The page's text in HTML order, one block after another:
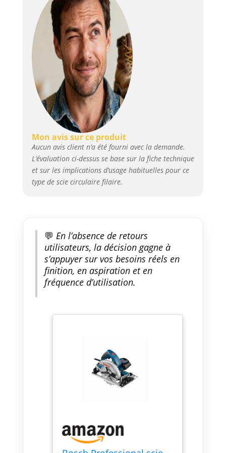
d’aspiration, 1 lame de scie
circulaire pour bois
Mon avis sur ce produit
Aucun avis client n’a été fourni avec la demande.
L’évaluation ci-dessus se base sur la fiche technique
et sur les implications d’usage habituelles pour ce
type de scie circulaire filaire.
💬 En l’absence de retours
utilisateurs, la décision gagne à
s’appuyer sur vos besoins réels en
finition, en aspiration et en
fréquence d’utilisation.